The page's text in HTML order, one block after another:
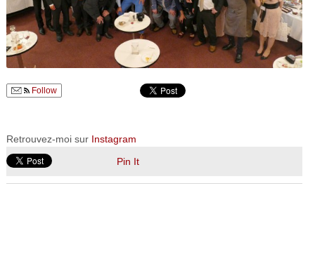
Follow
Retrouvez-moi sur Instagram
Pin It